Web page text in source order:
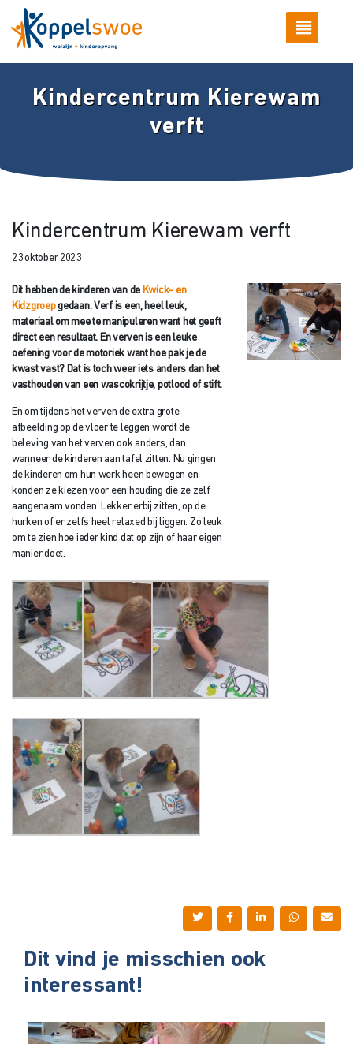
Kindercentrum Kierewam
verft
Kindercentrum Kierewam verft
23 oktober 2023
Dit hebben de kinderen van de Kwick- en
Kidzgroepgedaan. Verf is een, heel leuk,
materiaal om mee te manipuleren want het geeft
direct een resultaat. En verven is een leuke
oefening voor de motoriek want hoe pak je de
kwast vast? Dat is toch weer iets anders dan het
vasthouden van een wascokrijtje, potlood of stift.
En om tijdens het verven de extra grote
afbeelding op de vloer te leggen wordt de
beleving van het verven ook anders, dan
wanneer de kinderen aan tafel zitten. Nu gingen
de kinderen om hun werk heen bewegen en
konden ze kiezen voor een houding die ze zelf
aangenaam vonden. Lekker erbij zitten, op de
hurken of er zelfs heel relaxed bij liggen. Zo leuk
om te zien hoe ieder kind dat op zijn of haar eigen
manier doet.
Dit vind je misschien ook
interessant!